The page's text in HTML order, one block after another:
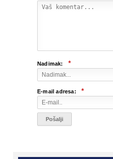
Nadimak: *
E-mail adresa: *